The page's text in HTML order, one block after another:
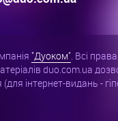
"Дуоком". Всі
duo.com.ua
інтернет-видань -